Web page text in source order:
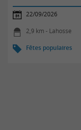
22/09/2026
2,9 km - Lahosse
Fêtes populaires